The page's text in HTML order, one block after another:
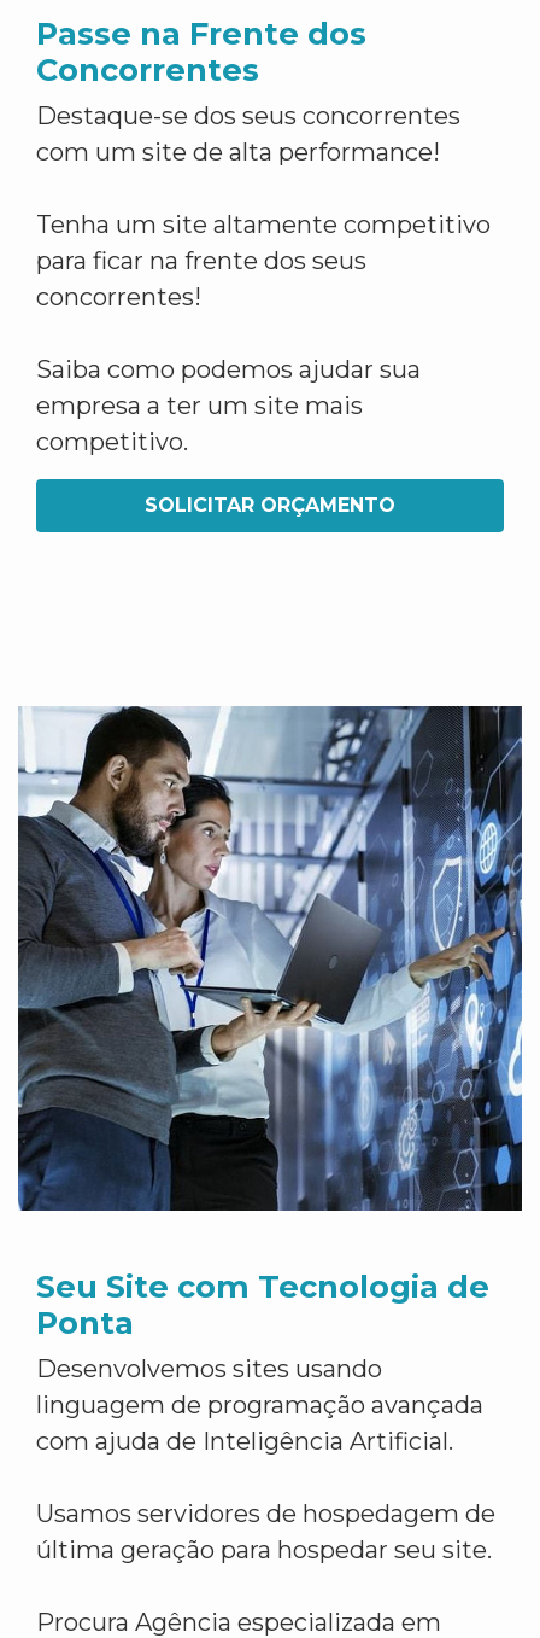
Passe na Frente dos
Concorrentes
Destaque-se dos seus concorrentes
com um site de alta performance!
Tenha um site altamente competitivo
para ficar na frente dos seus
concorrentes!
Saiba como podemos ajudar sua
empresa a ter um site mais
competitivo.
SOLICITAR ORÇAMENTO
Seu Site com Tecnologia de
Ponta
Desenvolvemos sites usando
linguagem de programação avançada
com ajuda de Inteligência Artificial.
Usamos servidores de hospedagem de
última geração para hospedar seu site.
Procura Agência especializada em